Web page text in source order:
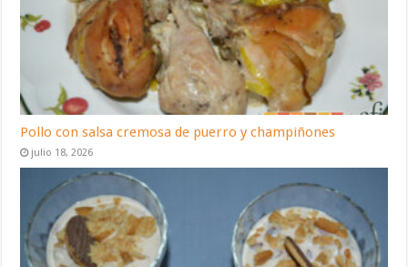
Pollo con salsa cremosa de puerro y champiñones
julio 18, 2026